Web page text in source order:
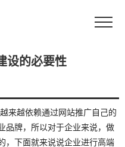
设的必要性
来越依赖通过网站推广自己的
品牌，所以对于企业来说，做
，下面就来说说企业进行高端